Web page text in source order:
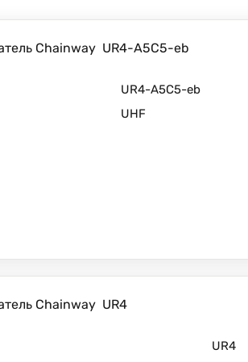
Chainway UR4-A5C5-eb
UR4-A5C5-eb
UHF
Chainway UR4
UR4